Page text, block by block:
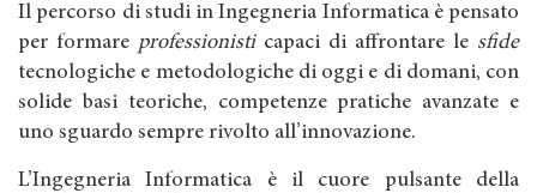
Il percorso di studi in Ingegneria Informatica è pensato
per formare professionisticapaci di affrontare le sfide
tecnologiche e metodologiche di oggi e di domani, con
solide basi teoriche, competenze pratiche avanzate e
uno sguardo sempre rivolto all’innovazione.
L’Ingegneria Informatica è il cuore pulsante della